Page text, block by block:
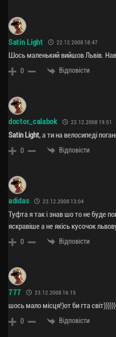
Satin Light 22.12.2008 18:47
Шось маленький вийшов Львів.
0 Відповісти
doctor_calabok 22.12.2008 19:51
Satin Light, а ти на велосипеді
0 Відповісти
adidas 23.12.2008 13:04
Туфта я так і знав шо то не буде
яскравіше а не якісь кусочок
0 Відповісти
777 23.12.2008 16:15
шось мало місця!)от би гта
0 Відповісти